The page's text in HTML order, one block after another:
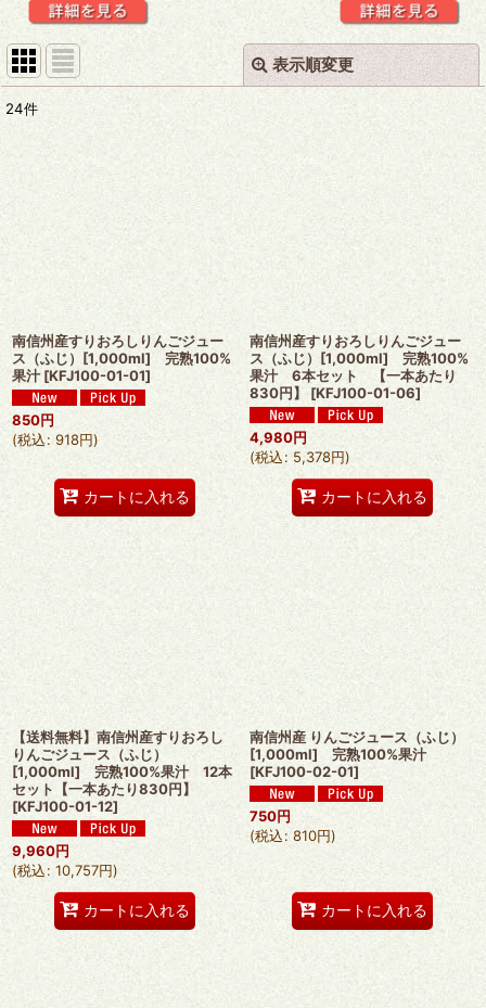
表示順変更 閉じる
24件
南信州産すりおろしりんごジュー
ス（ふじ）[1,000ml] 完熟100%
果汁 [KFJ100-01-01]
850円
(税込: 918円)
カートに入れる
南信州産すりおろしりんごジュー
ス（ふじ）[1,000ml] 完熟100%
果汁 6本セット 【一本あたり
830円】
[KFJ100-01-06]
4,980円
(税込: 5,378円)
カートに入れる
【送料無料】南信州産すりおろし
りんごジュース（ふじ）
[1,000ml] 完熟100%果汁 12本
セット【一本あたり830円】
[KFJ100-01-12]
9,960円
(税込: 10,757円)
カートに入れる
南信州産 りんごジュース（ふじ）
[1,000ml] 完熟100%果汁
[KFJ100-02-01]
750円
(税込: 810円)
カートに入れる